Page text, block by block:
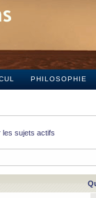
PHILOSOPHIE
les sujets actifs